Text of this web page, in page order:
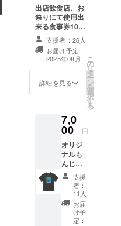
出店飲食店、お
祭りにて使用出
来る食事券1000
円
支援者：26人
お届け予定：
2025年08月
詳細を見る
こ
の
リ
タ
ー
ン
を
選
択
す
る
7,0
00 円
オリジ
ナルも
んじぇ
祭りT
シャツA
タイプ
サイズ
表 ・
Msize/
支援
者：
11人
お届
け予
定：